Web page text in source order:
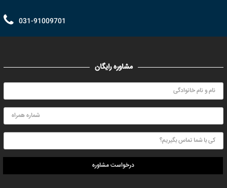
031-91009701
مشاوره رایگان
درخواست مشاوره